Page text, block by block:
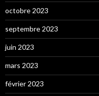
octobre 2023
septembre 2023
juin 2023
mars 2023
février 2023